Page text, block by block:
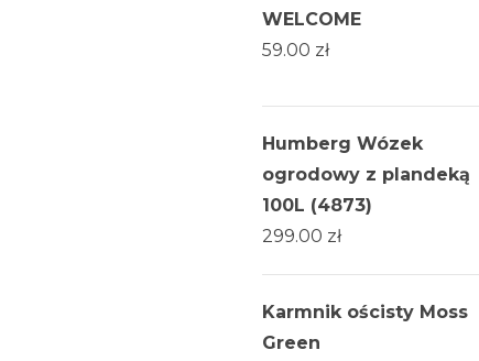
WELCOME
59.00 zł
Humberg Wózek
ogrodowy z plandeką
100L (4873)
299.00 zł
Karmnik ościsty Moss
Green